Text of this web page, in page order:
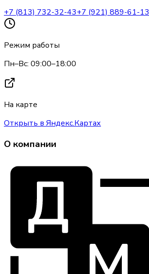
+7 (813) 732-32-43+7 (921) 889-61-13
Режим работы
Пн–Вс: 09:00–18:00
На карте
Открыть в Яндекс.Картах
О компании